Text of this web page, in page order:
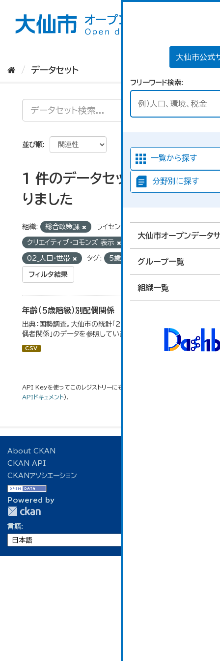
大仙市公式
フリーワード検索
一覧から探す
分野別に探す
大仙市オープンデータ
グループ一覧
組織一覧
データセット
並び順
1 件のデータセットが見つか
りました
組織: 総合政策課 ライセンス:
クリエイティブ・コモンズ 表示
02_人口・世帯 タグ: 5歳階級 国勢調査
フィルタ結果
年齢（５歳階級）別配偶関係
出典：国勢調査。大仙市の統計「2-12 年齢（5歳階級）別配
偶者関係」のデータを参照しています。
CSV
API Keyを使ってこのレジストリーにもアクセス可能です
APIドキュメント).
About CKAN
CKAN API
CKANアソシエーション
Powered by
言語